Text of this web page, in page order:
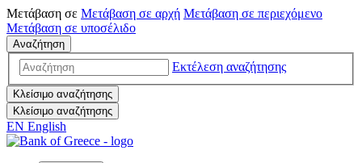
Μετάβαση σε Μετάβαση σε αρχή Μετάβαση σε περιεχόμενο
Μετάβαση σε υποσέλιδο
Αναζήτηση
Εκτέλεση αναζήτησης
Κλείσιμο αναζήτησης
Κλείσιμο αναζήτησης
EN English